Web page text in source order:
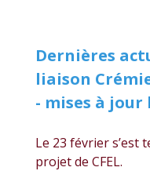
Dernières
liaison
- mises à jour
Le 23 février s’est
projet de CFEL.